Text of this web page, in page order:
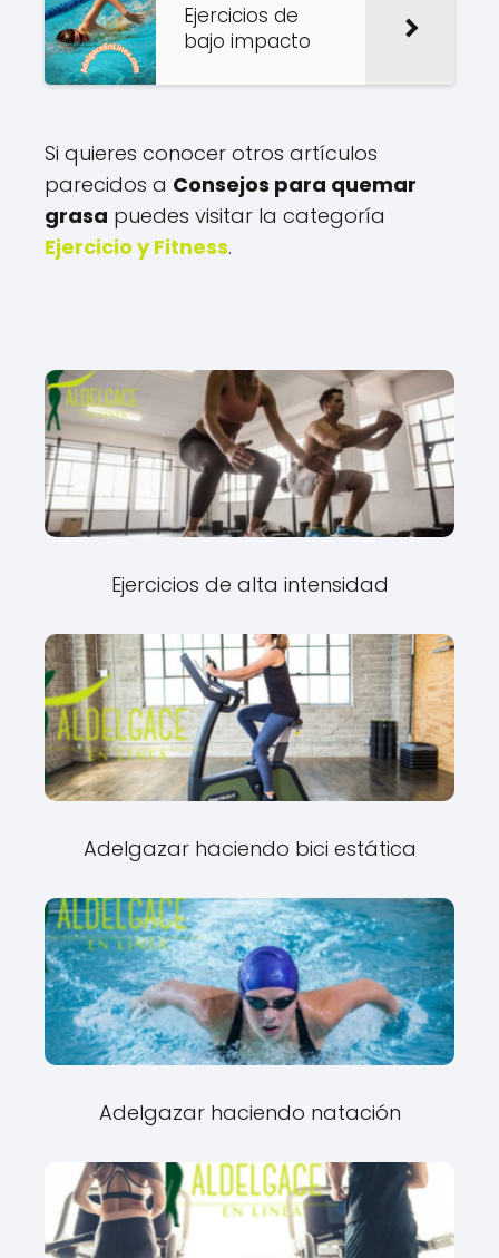
Ejercicios de
bajo impacto
Si quieres conocer otros artículos
parecidos a Consejos para quemar
grasa puedes visitar la categoría
Ejercicio y Fitness.
Ejercicios de alta intensidad
Adelgazar haciendo bici estática
Adelgazar haciendo natación